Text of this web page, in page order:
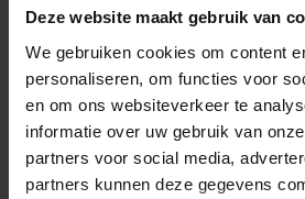
Deze website maakt gebruik van
We gebruiken cookies om content
personaliseren, om functies voor
en om ons websiteverkeer te
informatie over uw gebruik van
partners voor social media,
partners kunnen deze gegevens
Maat frame L (380
Garantie na productregistratie 13 jaar
Kleur
Bekijk alle afmetingen en details